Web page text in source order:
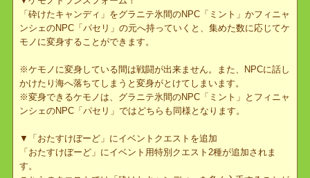
・グラニテ氷間
・フィニャンシェ
▼ケモノトランスフォーム！
「砕けたキャンディ」をグラニテ氷間のNPC「ミント」かフィニャ
ンシェのNPC「パセリ」の元へ持っていくと、集めた数に応じてケ
モノに変身することができます。
※ケモノに変身している間は戦闘が出来ません。また、NPCに話し
かけたり海へ落ちてしまうと変身がとけてしまいます。
※変身できるケモノは、グラニテ氷間のNPC「ミント」とフィニャ